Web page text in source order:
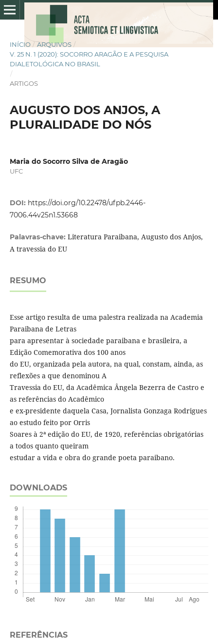
INÍCIO / ARQUIVOS /
V. 25 N. 1 (2020): SOCORRO ARAGÃO E A PESQUISA
DIALETOLÓGICA NO BRASIL
/
ARTIGOS
AUGUSTO DOS ANJOS, A
PLURALIDADE DO NÓS
Maria do Socorro Silva de Aragão
UFC
DOI: https://doi.org/10.22478/ufpb.2446-
7006.44v25n1.53668
Palavras-chave: Literatura Paraibana, Augusto dos Anjos,
A travessia do EU
RESUMO
Esse artigo resulta de uma palestra realizada na Academia
Paraibana de Letras
para apresentar à sociedade paraibana e brasileira, a
Edição Comemorativa dos 100 anos
do EU, organizada pela autora, na qual, constam, ainda, as
reflexões a que denominou A
Travessia do EU, da Acadêmica Ângela Bezerra de Castro e
as referências do Acadêmico
e ex-presidente daquela Casa, Jornalista Gonzaga Rodrigues
ao estudo feito por Orris
Soares à 2ª edição do EU, de 1920, referências obrigatórias
a todos quanto queiram
estudar a vida e obra do grande poeta paraibano.
DOWNLOADS
REFERÊNCIAS